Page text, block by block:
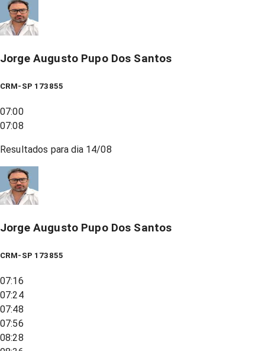
Jorge Augusto Pupo Dos Santos
CRM-SP 173855
07:00
07:08
Resultados para dia 14/08
Jorge Augusto Pupo Dos Santos
CRM-SP 173855
07:16
07:24
07:48
07:56
08:28